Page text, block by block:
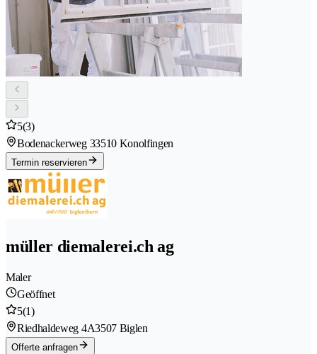
5(3)
Bodenackerweg 33510 Konolfingen
Termin reservieren
müller diemalerei.ch ag
Maler
Geöffnet
5(1)
Riedhaldeweg 4A3507 Biglen
Offerte anfragen